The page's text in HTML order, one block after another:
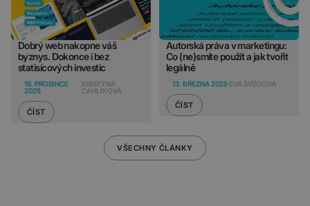
Dobrý web nakopne váš
byznys. Dokonce i bez
statisícových investic
18. PROSINCE
2025
KRISTÝNA
CAHLÍKOVÁ
ČÍST
Autorská práva v marketingu:
Co (ne)smíte použít a jak tvořit
legálně
13. BŘEZNA 2025 EVA ŠVÉDOVÁ
ČÍST
VŠECHNY ČLÁNKY